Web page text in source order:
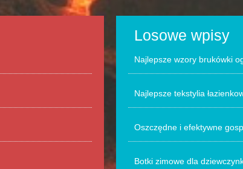
Losowe wpisy
Najlepsze wzory brukówki
Najlepsze tekstylia
Oszczędne i efektywne
Botki zimowe dla